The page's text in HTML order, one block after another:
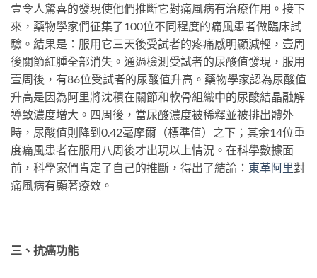
壹令人驚喜的發現使他們推斷它對痛風病有治療作用。接下
來，藥物學家們征集了100位不同程度的痛風患者做臨床試
驗。結果是：服用它三天後受試者的疼痛感明顯減輕，壹周
後關節紅腫全部消失。通過檢測受試者的尿酸值發現，服用
壹周後，有86位受試者的尿酸值升高。藥物學家認為尿酸值
升高是因為阿里將沈積在關節和軟骨組織中的尿酸結晶融解
導致濃度增大。四周後，當尿酸濃度被稀釋並被排出體外
時，尿酸值則降到0.42毫摩爾（標準值）之下；其余14位重
度痛風患者在服用八周後才出現以上情況。在科學數據面
前，科學家們肯定了自己的推斷，得出了結論： 東革阿里對
痛風病有顯著療效。
三、抗癌功能